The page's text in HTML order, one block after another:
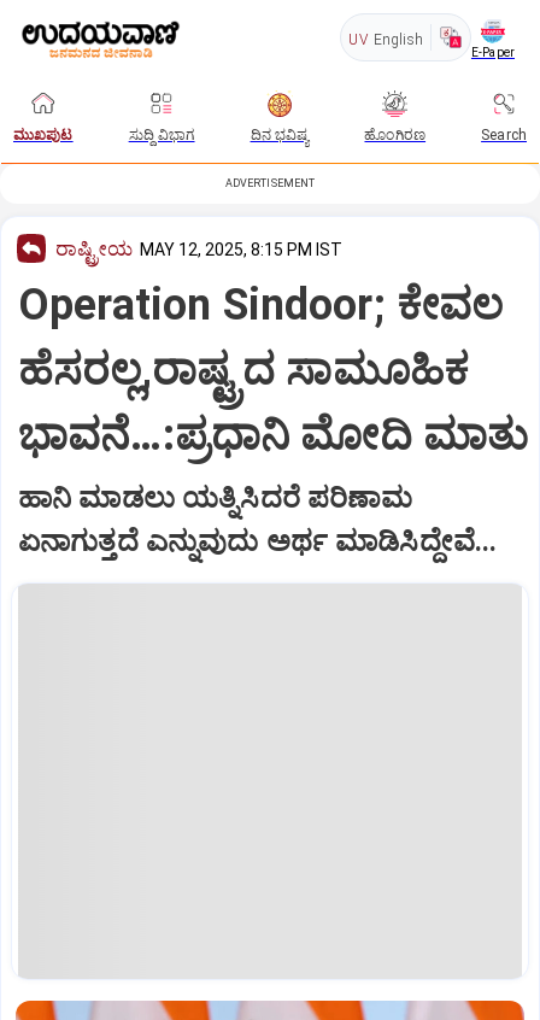
UV English
E-Paper
ಮುಖಪುಟ ಸುದ್ದಿ ವಿಭಾಗ ದಿನ ಭವಿಷ್ಯ ಹೊಂಗಿರಣ Search
ADVERTISEMENT
ರಾಷ್ಟ್ರೀಯ MAY 12, 2025, 8:15 PM IST
Operation Sindoor; ಕೇವಲ
ಹೆಸರಲ್ಲ,ರಾಷ್ಟ್ರದ ಸಾಮೂಹಿಕ
ಭಾವನೆ…:ಪ್ರಧಾನಿ ಮೋದಿ ಮಾತು
ಹಾನಿ ಮಾಡಲು ಯತ್ನಿಸಿದರೆ ಪರಿಣಾಮ
ಏನಾಗುತ್ತದೆ ಎನ್ನುವುದು ಅರ್ಥ ಮಾಡಿಸಿದ್ದೇವೆ...